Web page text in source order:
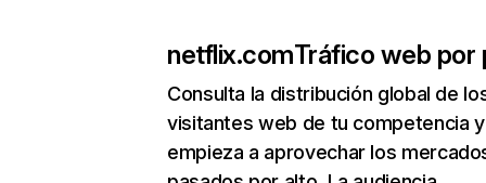
netflix.comTráfico web por
Consulta la distribución global de
visitantes web de tu competencia y
empieza a aprovechar los